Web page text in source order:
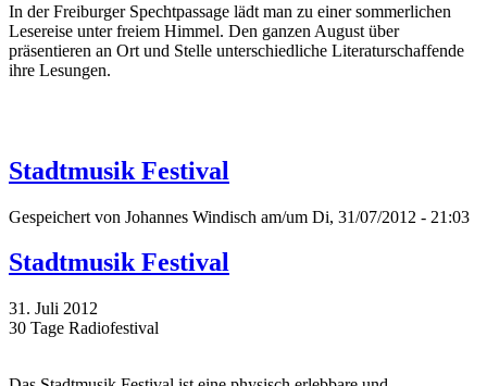
In der Freiburger Spechtpassage lädt man zu einer sommerlichen
Lesereise unter freiem Himmel. Den ganzen August über
präsentieren an Ort und Stelle unterschiedliche Literaturschaffende
ihre Lesungen.
Stadtmusik Festival
Gespeichert von Johannes Windisch am/um Di, 31/07/2012 - 21:03
Stadtmusik Festival
31. Juli 2012
30 Tage Radiofestival